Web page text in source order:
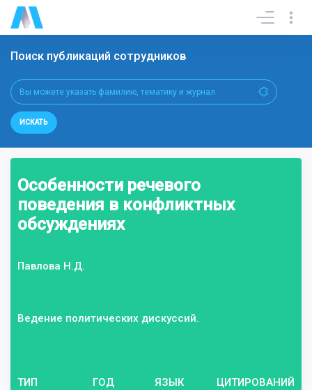
Поиск публикаций сотрудников
ИСКАТЬ
Особенности речевого
поведения в конфликтных
обсуждениях
Павлова Н.Д.
Ведение политических дискуссий.
ТИП
ГОД
ЯЗЫК
ЦИТИРОВАНИЙ